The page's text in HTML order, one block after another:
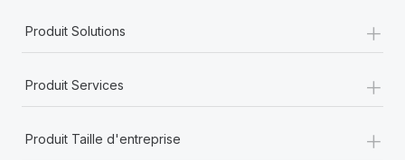
Produit Solutions +
Produit Services +
Produit Taille d'entreprise +